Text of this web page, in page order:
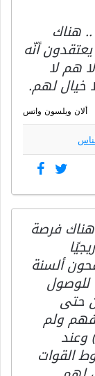
.. هناك
أنّه
هم لا
خيال لهم.
ألان ويلسون واتس
فرصة
ألسنة
للوصول
حتى
ولم
القوات